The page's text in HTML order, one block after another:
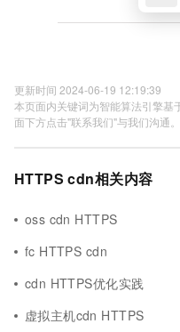
更新时间 2024-06-19 12:19:39
本页面内关键词为智能算法引擎基
面下方点击"联系我们"与我们沟通。
HTTPS cdn相关内容
oss cdn HTTPS
fc HTTPS cdn
cdn HTTPS优化实践
虚拟主机cdn HTTPS